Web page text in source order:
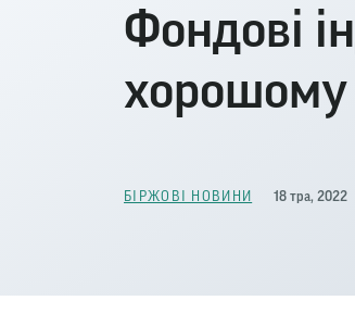
Фондові
хорошому
БІРЖОВІ НОВИНИ 18 тра, 2022